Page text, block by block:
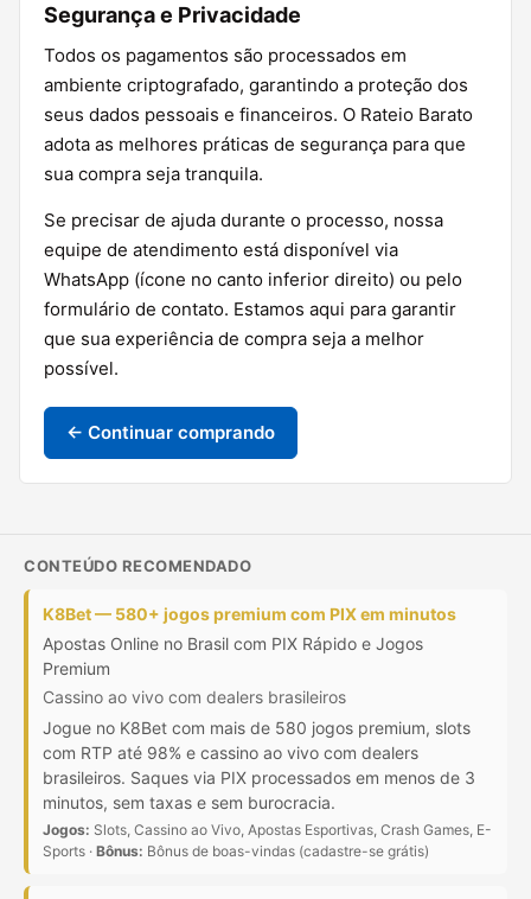
Segurança e Privacidade
Todos os pagamentos são processados em
ambiente criptografado, garantindo a proteção dos
seus dados pessoais e financeiros. O Rateio Barato
adota as melhores práticas de segurança para que
sua compra seja tranquila.
Se precisar de ajuda durante o processo, nossa
equipe de atendimento está disponível via
WhatsApp (ícone no canto inferior direito) ou pelo
formulário de contato. Estamos aqui para garantir
que sua experiência de compra seja a melhor
possível.
← Continuar comprando
CONTEÚDO RECOMENDADO
K8Bet — 580+ jogos premium com PIX em minutos
Apostas Online no Brasil com PIX Rápido e Jogos
Premium
Cassino ao vivo com dealers brasileiros
Jogue no K8Bet com mais de 580 jogos premium, slots
com RTP até 98% e cassino ao vivo com dealers
brasileiros. Saques via PIX processados em menos de 3
minutos, sem taxas e sem burocracia.
Jogos: Slots, Cassino ao Vivo, Apostas Esportivas, Crash Games, E-
Sports · Bônus: Bônus de boas-vindas (cadastre-se grátis)